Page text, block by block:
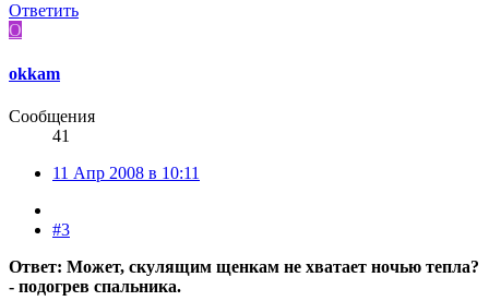
Ответить
O
okkam
Сообщения
41
11 Апр 2008 в 10:11
#3
Ответ: Может, скулящим щенкам не хватает ночью тепла?
- подогрев спальника.